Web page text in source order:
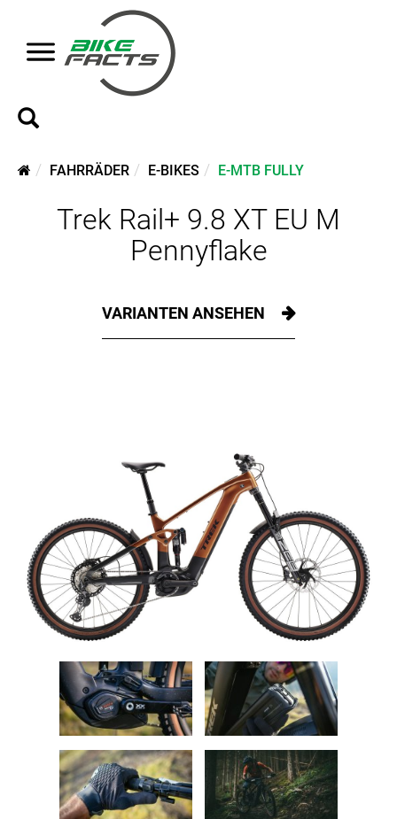
FAHRRÄDER E-BIKES E-MTB FULLY
Trek Rail+ 9.8 XT EU M
Pennyflake
VARIANTEN ANSEHEN